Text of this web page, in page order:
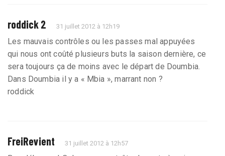
roddick 2 31 juillet 2012 à 12h19
Les mauvais contrôles ou les passes mal appuyées
qui nous ont coûté plusieurs buts la saison dernière, ce
sera toujours ça de moins avec le départ de Doumbia.
Dans Doumbia il y a « Mbia », marrant non ?
roddick
FreiRevient 31 juillet 2012 à 12h57